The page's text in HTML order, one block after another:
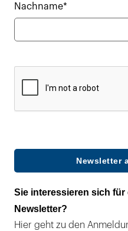
Nachname*
Newsletter
Sie interessieren sich
Newsletter?
Hier geht zu den